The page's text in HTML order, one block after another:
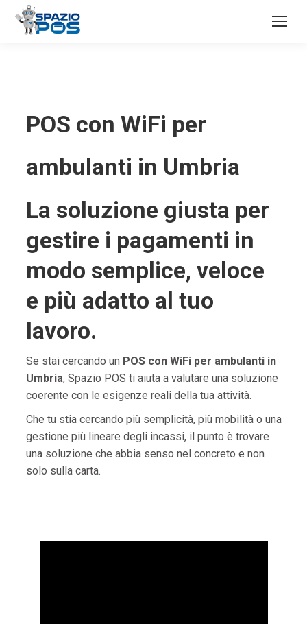
POS con WiFi per
ambulanti in Umbria
La soluzione giusta per
gestire i pagamenti in
modo semplice, veloce
e più adatto al tuo
lavoro.
Se stai cercando un POS con WiFi per ambulanti in
Umbria, Spazio POS ti aiuta a valutare una soluzione
coerente con le esigenze reali della tua attività.
Che tu stia cercando più semplicità, più mobilità o una
gestione più lineare degli incassi, il punto è trovare
una soluzione che abbia senso nel concreto e non
solo sulla carta.